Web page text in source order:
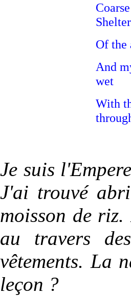
Of the
And
wet
With
Je suis
J'ai trouvé
moisson de
au travers
vêtements. La
leçon ?